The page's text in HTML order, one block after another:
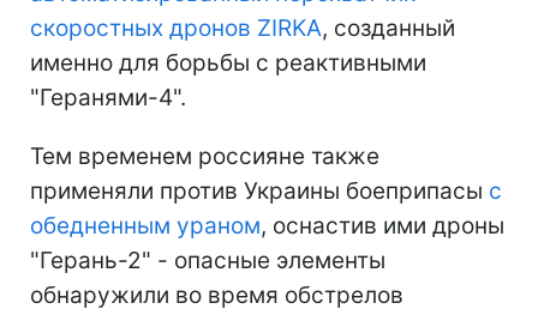
скоростных дронов ZIRKA, созданный
именно для борьбы с реактивными
"Геранями-4".
Тем временем россияне также
применяли против Украины боеприпасы с
обедненным ураном, оснастив ими дроны
"Герань-2" - опасные элементы
обнаружили во время обстрелов